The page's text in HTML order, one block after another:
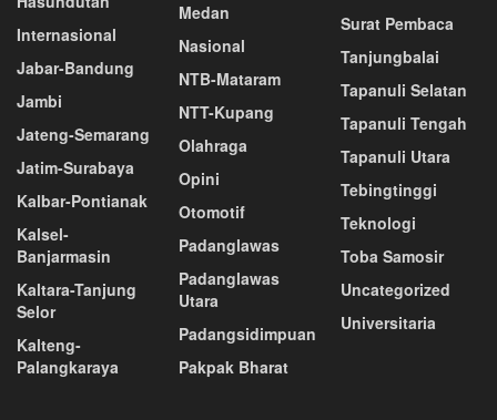
Internasional
Jabar-Bandung
Jambi
Jateng-Semarang
Jatim-Surabaya
Kalbar-Pontianak
Kalsel-
Banjarmasin
Kaltara-Tanjung
Selor
Kalteng-
Palangkaraya
Medan
Nasional
NTB-Mataram
NTT-Kupang
Olahraga
Opini
Otomotif
Padanglawas
Padanglawas
Utara
Padangsidimpuan
Pakpak Bharat
Surat Pembaca
Tanjungbalai
Tapanuli Selatan
Tapanuli Tengah
Tapanuli Utara
Tebingtinggi
Teknologi
Toba Samosir
Uncategorized
Universitaria